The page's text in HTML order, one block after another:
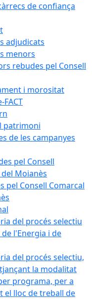
de confiança
adjudicats
menors
rebudes pel Consell
i morositat
patrimoni
de les campanyes
pel Consell
Moianès
pel Consell Comarcal
del procés selectiu
l'Energia i de
del procés selectiu,
la modalitat
programa, per a
lloc de treball de